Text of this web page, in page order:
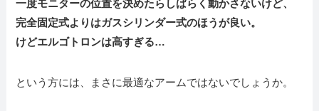
一度モニターの位置を決めたらしばらく動かさないけど、
完全固定式よりはガスシリンダー式のほうが良い。
けどエルゴトロンは高すぎる…
という方には、まさに最適なアームではないでしょうか。